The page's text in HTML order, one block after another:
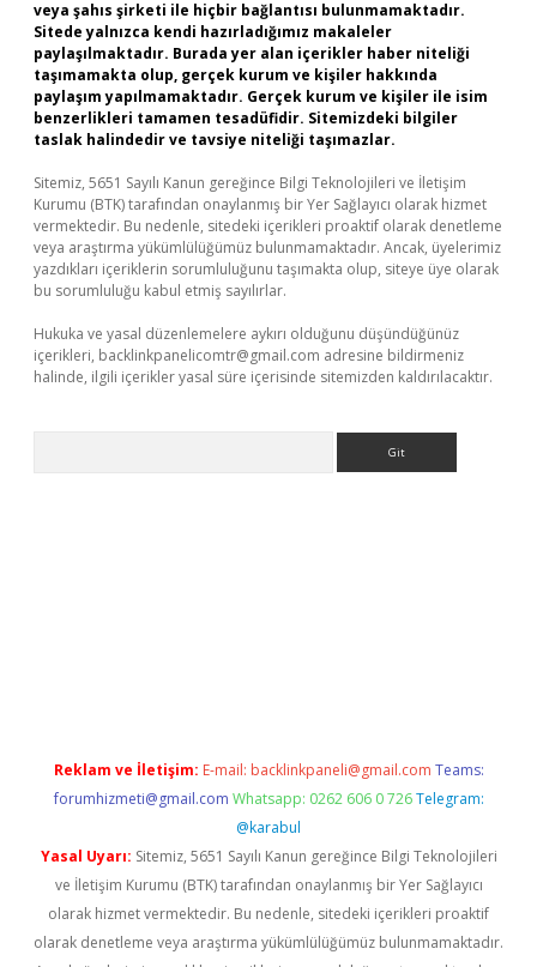
veya şahıs şirketi ile hiçbir bağlantısı bulunmamaktadır.
Sitede yalnızca kendi hazırladığımız makaleler
paylaşılmaktadır. Burada yer alan içerikler haber niteliği
taşımamakta olup, gerçek kurum ve kişiler hakkında
paylaşım yapılmamaktadır. Gerçek kurum ve kişiler ile isim
benzerlikleri tamamen tesadüfidir. Sitemizdeki bilgiler
taslak halindedir ve tavsiye niteliği taşımazlar.
Sitemiz, 5651 Sayılı Kanun gereğince Bilgi Teknolojileri ve İletişim
Kurumu (BTK) tarafından onaylanmış bir Yer Sağlayıcı olarak hizmet
vermektedir. Bu nedenle, sitedeki içerikleri proaktif olarak denetleme
veya araştırma yükümlülüğümüz bulunmamaktadır. Ancak, üyelerimiz
yazdıkları içeriklerin sorumluluğunu taşımakta olup, siteye üye olarak
bu sorumluluğu kabul etmiş sayılırlar.
Hukuka ve yasal düzenlemelere aykırı olduğunu düşündüğünüz
içerikleri, backlinkpanelicomtr@gmail.com adresine bildirmeniz
halinde, ilgili içerikler yasal süre içerisinde sitemizden kaldırılacaktır.
Reklam ve İletişim: E-mail: backlinkpaneli@gmail.com Teams:
forumhizmeti@gmail.com Whatsapp: 0262 606 0 726 Telegram:
@karabul
Yasal Uyarı: Sitemiz, 5651 Sayılı Kanun gereğince Bilgi Teknolojileri
ve İletişim Kurumu (BTK) tarafından onaylanmış bir Yer Sağlayıcı
olarak hizmet vermektedir. Bu nedenle, sitedeki içerikleri proaktif
olarak denetleme veya araştırma yükümlülüğümüz bulunmamaktadır.